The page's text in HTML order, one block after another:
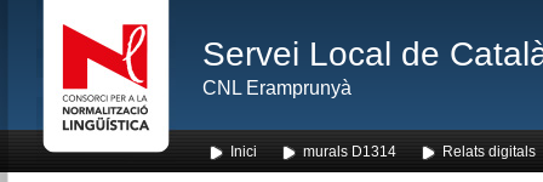
Servei Local de
CNL Eramprunyà
Inici murals D1314 Relats digitals